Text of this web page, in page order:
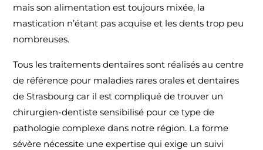
mais son alimentation est toujours mixée, la
mastication n’étant pas acquise et les dents trop peu
nombreuses.
Tous les traitements dentaires sont réalisés au centre
de référence pour maladies rares orales et dentaires
de Strasbourg car il est compliqué de trouver un
chirurgien-dentiste sensibilisé pour ce type de
pathologie complexe dans notre région. La forme
sévère nécessite une expertise qui exige un suivi